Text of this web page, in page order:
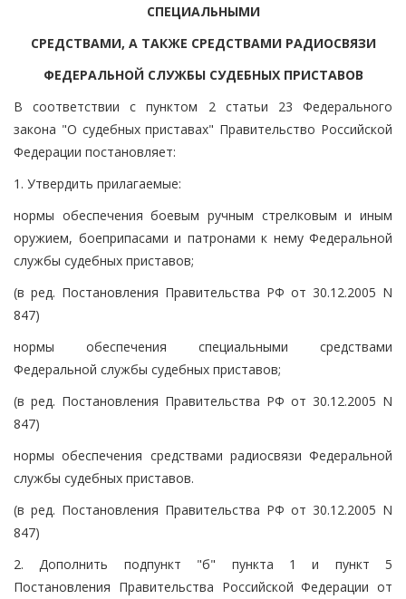
СПЕЦИАЛЬНЫМИ
СРЕДСТВАМИ, А ТАКЖЕ СРЕДСТВАМИ РАДИОСВЯЗИ
ФЕДЕРАЛЬНОЙ СЛУЖБЫ СУДЕБНЫХ ПРИСТАВОВ
В соответствии с пунктом 2 статьи 23 Федерального
закона "О судебных приставах" Правительство Российской
Федерации постановляет:
1. Утвердить прилагаемые:
нормы обеспечения боевым ручным стрелковым и иным
оружием, боеприпасами и патронами к нему Федеральной
службы судебных приставов;
(в ред. Постановления Правительства РФ от 30.12.2005 N
847)
нормы обеспечения специальными средствами
Федеральной службы судебных приставов;
(в ред. Постановления Правительства РФ от 30.12.2005 N
847)
нормы обеспечения средствами радиосвязи Федеральной
службы судебных приставов.
(в ред. Постановления Правительства РФ от 30.12.2005 N
847)
2. Дополнить подпункт "б" пункта 1 и пункт 5
Постановления Правительства Российской Федерации от